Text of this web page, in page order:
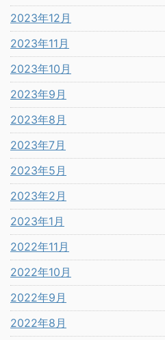
2023年12月
2023年11月
2023年10月
2023年9月
2023年8月
2023年7月
2023年5月
2023年2月
2023年1月
2022年11月
2022年10月
2022年9月
2022年8月